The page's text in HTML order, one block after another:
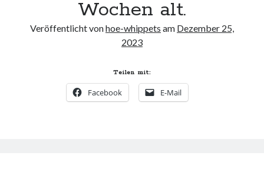
Wochen alt.
Veröffentlicht vonhoe-whippets am Dezember 25,
2023
Teilen mit:
Facebook E-Mail